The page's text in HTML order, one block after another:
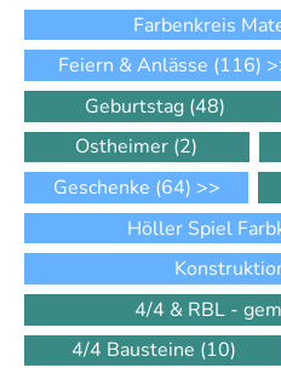
Farbenkreis
Feiern & Anlässe (116)
Geburtstag (48)
Ostheimer (2)
Geschenke (64) >>
Höller Spiel
4/4 & RBL -
4/4 Bausteine (10)